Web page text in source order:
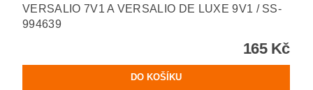
VERSALIO 7V1 A VERSALIO DE LUXE 9V1 / SS-
994639
165 Kč